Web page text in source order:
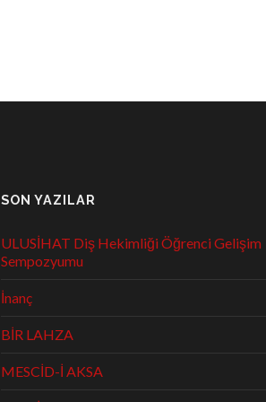
SON YAZILAR
ULUSİHAT Diş Hekimliği Öğrenci Gelişim
Sempozyumu
İnanç
BİR LAHZA
MESCİD-İ AKSA